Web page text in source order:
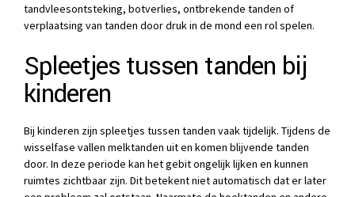
tandvleesontsteking, botverlies, ontbrekende tanden of
verplaatsing van tanden door druk in de mond een rol spelen.
Spleetjes tussen tanden bij
kinderen
Bij kinderen zijn spleetjes tussen tanden vaak tijdelijk. Tijdens de
wisselfase vallen melktanden uit en komen blijvende tanden
door. In deze periode kan het gebit ongelijk lijken en kunnen
ruimtes zichtbaar zijn. Dit betekent niet automatisch dat er later